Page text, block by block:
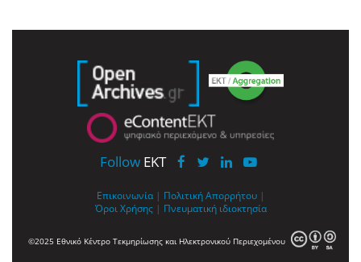
Follow EKT
Επικοινωνία | Πολιτική Απορρήτου |
Όροι Χρήσης | Πνευματική ιδιοκτησία
©2025 Εθνικό Κέντρο Τεκμηρίωσης και Ηλεκτρονικού Περιεχομένου